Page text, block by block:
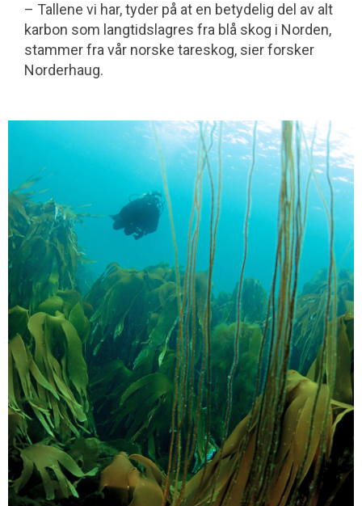
– Tallene vi har, tyder på at en betydelig del av alt
karbon som langtidslagres fra blå skog i Norden,
stammer fra vår norske tareskog, sier forsker
Norderhaug.